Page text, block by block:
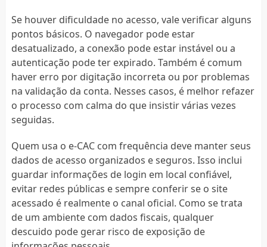
Se houver dificuldade no acesso, vale verificar alguns
pontos básicos. O navegador pode estar
desatualizado, a conexão pode estar instável ou a
autenticação pode ter expirado. Também é comum
haver erro por digitação incorreta ou por problemas
na validação da conta. Nesses casos, é melhor refazer
o processo com calma do que insistir várias vezes
seguidas.
Quem usa o e-CAC com frequência deve manter seus
dados de acesso organizados e seguros. Isso inclui
guardar informações de login em local confiável,
evitar redes públicas e sempre conferir se o site
acessado é realmente o canal oficial. Como se trata
de um ambiente com dados fiscais, qualquer
descuido pode gerar risco de exposição de